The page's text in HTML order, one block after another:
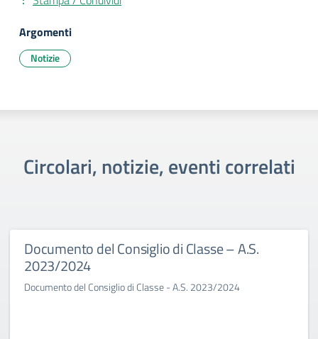
Argomenti
Notizie
Circolari, notizie, eventi correlati
Documento del Consiglio di Classe – A.S.
2023/2024
Documento del Consiglio di Classe - A.S. 2023/2024